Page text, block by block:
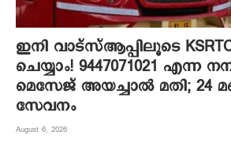
ഇനി വാട്‌സ്ആപ്പിലൂടെ
ചെയ്യാം! 9447071021 എന്ന
മെസേജ് അയച്ചാൽ മതി; 24
സേവനം
August 6, 2026